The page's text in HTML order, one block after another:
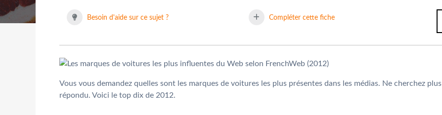
Besoin d'aide sur ce sujet ? Compléter cette fiche
Vous vous demandez quelles sont les marques de voitures les plus présentes dans les médias. Ne cherchez
répondu. Voici le top dix de 2012.